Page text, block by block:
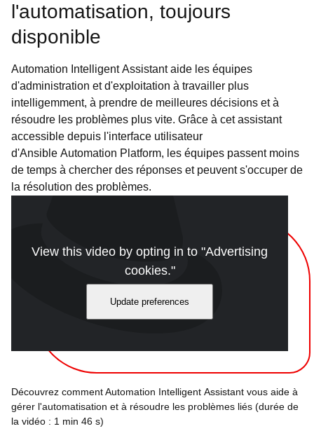
l'automatisation, toujours
disponible
Automation Intelligent Assistant aide les équipes
d'administration et d'exploitation à travailler plus
intelligemment, à prendre de meilleures décisions et à
résoudre les problèmes plus vite. Grâce à cet assistant
accessible depuis l'interface utilisateur
d'Ansible Automation Platform, les équipes passent moins
de temps à chercher des réponses et peuvent s'occuper de
la résolution des problèmes.
View this video by opting in to "Advertising
cookies."
Update preferences
Découvrez comment Automation Intelligent Assistant vous aide à
gérer l'automatisation et à résoudre les problèmes liés (durée de
la vidéo : 1 min 46 s)